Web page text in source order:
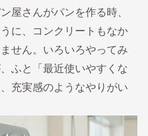
屋さんがパンを作る時、
に、コンクリートもなか
せん。いろいろやってみ
ふと「最近使いやすくな
充実感のようなやりがい